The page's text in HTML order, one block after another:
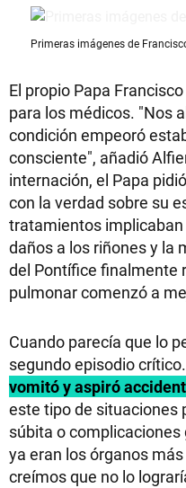
Primeras imágenes de
El propio Papa
para los médicos. "Nos
condición empeoró
consciente", añadió
internación, el Papa
con la verdad sobre su
tratamientos
daños a los riñones y la
del Pontífice finalmente
pulmonar comenzó a
Cuando parecía que lo
segundo episodio
vomitó y aspiró
este tipo de situaciones
súbita o
ya eran los órganos
creímos que no lo